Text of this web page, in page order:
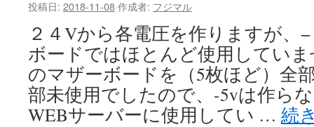
投稿日: 2018-11-08作成者: フジマル
２４Vから各電圧を作りますが、
ボードではほとんど使用してい
のマザーボードを（5枚ほど）全
部未使用でしたので、-5vは作ら
WEBサーバーに使用してい … 続